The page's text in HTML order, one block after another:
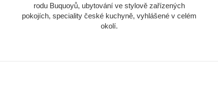
rodu Buquoyů, ubytování ve stylově zařízených
pokojích, speciality české kuchyně, vyhlášené v celém
okolí.